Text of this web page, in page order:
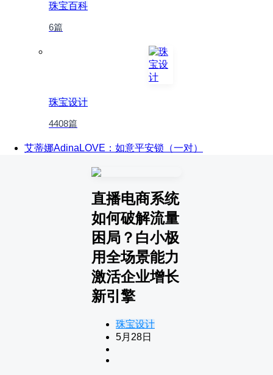
珠宝百科
6篇
珠宝设计
4408篇
艾蒂娜AdinaLOVE：如意平安锁（一对）
直播电商系统
如何破解流量
困局？白小极
用全场景能力
激活企业增长
新引擎
珠宝设计
5月28日